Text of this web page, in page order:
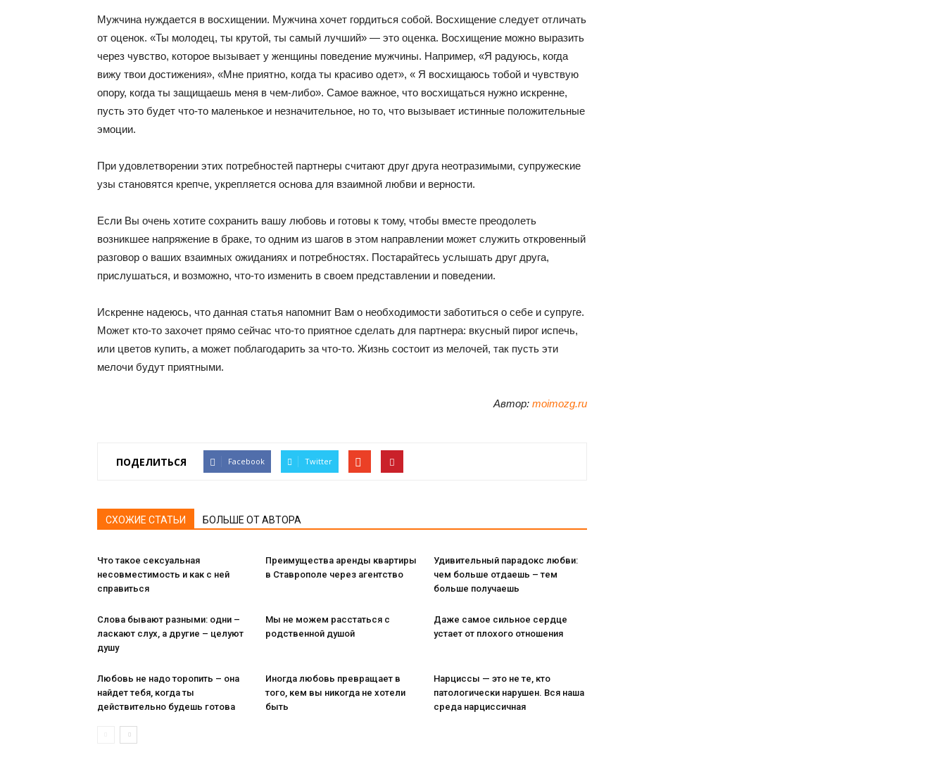
Мужчина нуждается в восхищении. Мужчина хочет гордиться собой. Восхищение следует отличать
от оценок. «Ты молодец, ты крутой, ты самый лучший» — это оценка. Восхищение можно выразить
через чувство, которое вызывает у женщины поведение мужчины. Например, «Я радуюсь, когда
вижу твои достижения», «Мне приятно, когда ты красиво одет», « Я восхищаюсь тобой и чувствую
опору, когда ты защищаешь меня в чем-либо». Самое важное, что восхищаться нужно искренне,
пусть это будет что-то маленькое и незначительное, но то, что вызывает истинные положительные
эмоции.
При удовлетворении этих потребностей партнеры считают друг друга неотразимыми, супружеские
узы становятся крепче, укрепляется основа для взаимной любви и верности.
Если Вы очень хотите сохранить вашу любовь и готовы к тому, чтобы вместе преодолеть
возникшее напряжение в браке, то одним из шагов в этом направлении может служить откровенный
разговор о ваших взаимных ожиданиях и потребностях. Постарайтесь услышать друг друга,
прислушаться, и возможно, что-то изменить в своем представлении и поведении.
Искренне надеюсь, что данная статья напомнит Вам о необходимости заботиться о себе и супруге.
Может кто-то захочет прямо сейчас что-то приятное сделать для партнера: вкусный пирог испечь,
или цветов купить, а может поблагодарить за что-то. Жизнь состоит из мелочей, так пусть эти
мелочи будут приятными.
Автор: moimozg.ru
ПОДЕЛИТЬСЯ Facebook Twitter
СХОЖИЕ СТАТЬИ БОЛЬШЕ ОТ АВТОРА
Что такое сексуальная
несовместимость и как с ней
справиться
Преимущества аренды квартиры
в Ставрополе через агентство
Удивительный парадокс любви:
чем больше отдаешь – тем
больше получаешь
Слова бывают разными: одни –
ласкают слух, а другие – целуют
душу
Мы не можем расстаться с
родственной душой
Даже самое сильное сердце
устает от плохого отношения
Любовь не надо торопить – она
найдет тебя, когда ты
действительно будешь готова
Иногда любовь превращает в
того, кем вы никогда не хотели
быть
Нарциссы — это не те, кто
патологически нарушен. Вся наша
среда нарциссичная